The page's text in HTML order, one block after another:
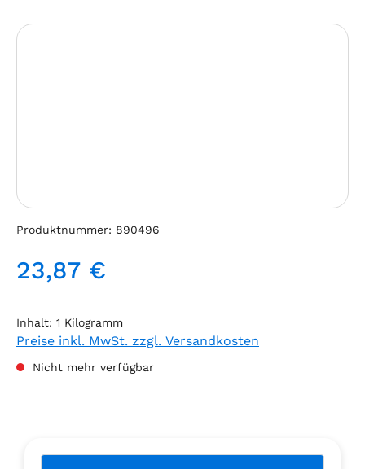
Bildergalerie überspringen
Produktnummer: 890496
Regulärer Preis:
23,87 €
Inhalt: 1 Kilogramm
Preise inkl. MwSt. zzgl. Versandkosten
Nicht mehr verfügbar